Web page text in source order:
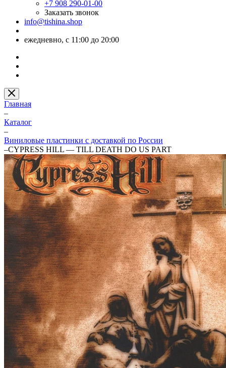
+7 908 290-01-00
Заказать звонок
info@tishina.shop
ежедневно, с 11:00 до 20:00
Главная
–
Каталог
–
Виниловые пластинки с доставкой по России
–CYPRESS HILL — TILL DEATH DO US PART